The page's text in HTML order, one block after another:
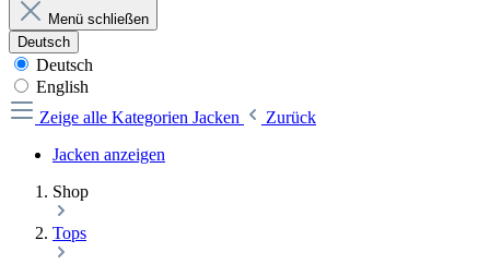
Menü schließen
Deutsch
Deutsch
English
Zeige alle Kategorien Jacken
Zurück
Jacken anzeigen
Shop
Tops